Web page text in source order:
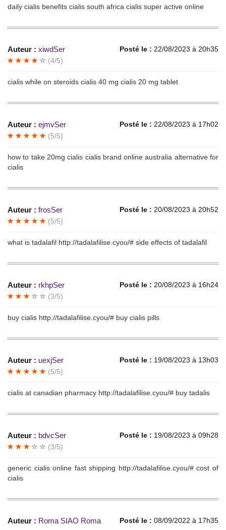
daily cialis benefits cialis south africa cialis super active online
Auteur : xiwdSer Posté le : 22/08/2023 à 20h35
(4/5)
cialis while on steroids cialis 40 mg cialis 20 mg tablet
Auteur : ejmvSer Posté le : 22/08/2023 à 17h02
(5/5)
how to take 20mg cialis cialis brand online australia alternative for
cialis
Auteur : frosSer Posté le : 20/08/2023 à 20h52
(5/5)
what is tadalafil http://tadalafilise.cyou/# side effects of tadalafil
Auteur : rkhpSer Posté le : 20/08/2023 à 16h24
(3/5)
buy cialis http://tadalafilise.cyou/# buy cialis pills
Auteur : uexjSer Posté le : 19/08/2023 à 13h03
(5/5)
cialis at canadian pharmacy http://tadalafilise.cyou/# buy tadalis
Auteur : bdvcSer Posté le : 19/08/2023 à 09h28
(3/5)
generic cialis online fast shipping http://tadalafilise.cyou/# cost of
cialis
Auteur : Roma SIAO Roma Posté le : 08/09/2022 à 17h35